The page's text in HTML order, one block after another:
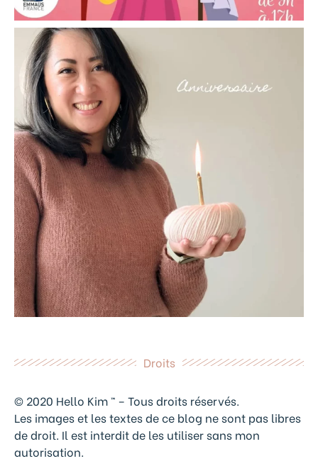
Droits
© 2020 Hello Kim ™ – Tous droits réservés.
Les images et les textes de ce blog ne sont pas libres
de droit. Il est interdit de les utiliser sans mon
autorisation.